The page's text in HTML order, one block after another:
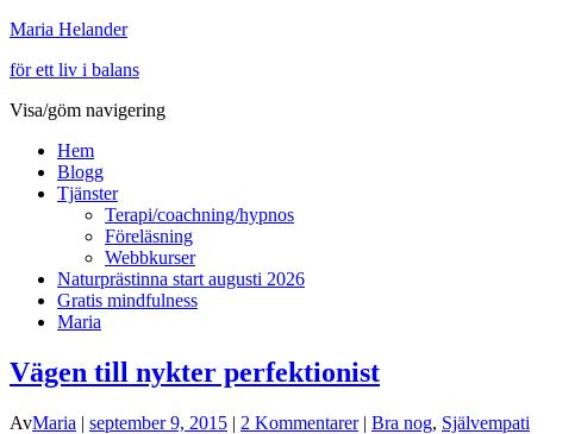
Maria Helander
för ett liv i balans
Visa/göm navigering
Hem
Blogg
Tjänster
Terapi/coachning/hypnos
Föreläsning
Webbkurser
Naturprästinna start augusti 2026
Gratis mindfulness
Maria
Vägen till nykter perfektionist
AvMaria | september 9, 2015 | 2 Kommentarer| Bra nog, Självempati